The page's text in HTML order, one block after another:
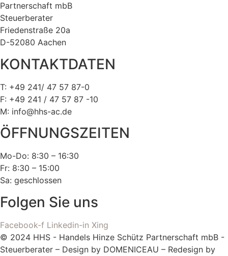
Partnerschaft mbB
Steuerberater
Friedenstraße 20a
D-52080 Aachen
KONTAKTDATEN
T: +49 241/ 47 57 87-0
F: +49 241 / 47 57 87 -10
M: info@hhs-ac.de
ÖFFNUNGSZEITEN
Mo-Do: 8:30 – 16:30
Fr: 8:30 – 15:00
Sa: geschlossen
Folgen Sie uns
Facebook-f Linkedin-in Xing
© 2024 HHS - Handels Hinze Schütz Partnerschaft mbB -
Steuerberater – Design by DOMENICEAU – Redesign by